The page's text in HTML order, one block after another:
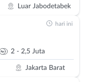
Luar Jabodetabek
2 - 2,5 Juta
Jakarta Barat
hari ini